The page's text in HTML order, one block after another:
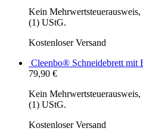
Kein
(1) UStG.
Kostenloser Versand
Cleenbo® Schneidebrett mit
79,90 €
Kein
(1) UStG.
Kostenloser Versand